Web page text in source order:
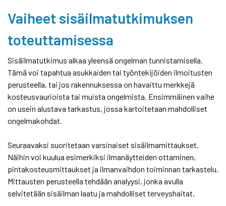
Vaiheet sisäilmatutkimuksen
toteuttamisessa
Sisäilmatutkimus alkaa yleensä ongelman tunnistamisella.
Tämä voi tapahtua asukkaiden tai työntekijöiden ilmoitusten
perusteella, tai jos rakennuksessa on havaittu merkkejä
kosteusvaurioista tai muista ongelmista. Ensimmäinen vaihe
on usein alustava tarkastus, jossa kartoitetaan mahdolliset
ongelmakohdat.
Seuraavaksi suoritetaan varsinaiset sisäilmamittaukset.
Näihin voi kuulua esimerkiksi ilmanäytteiden ottaminen,
pintakosteusmittaukset ja ilmanvaihdon toiminnan tarkastelu.
Mittausten perusteella tehdään analyysi, jonka avulla
selvitetään sisäilman laatu ja mahdolliset terveyshaitat.